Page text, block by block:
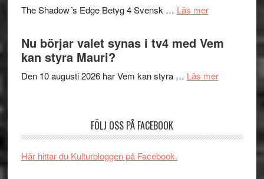
och
The Shadow´s Edge Betyg 4 Svensk … Läs merom
Shadow
Edge
spännande
Nu börjar valet synas i tv4 med Vem
kan styra Mauri?
Den 10 augusti 2026 har Vem kan styra … Läs merom
FÖLJ OSS PÅ FACEBOOK
Här hittar du Kulturbloggen på Facebook.